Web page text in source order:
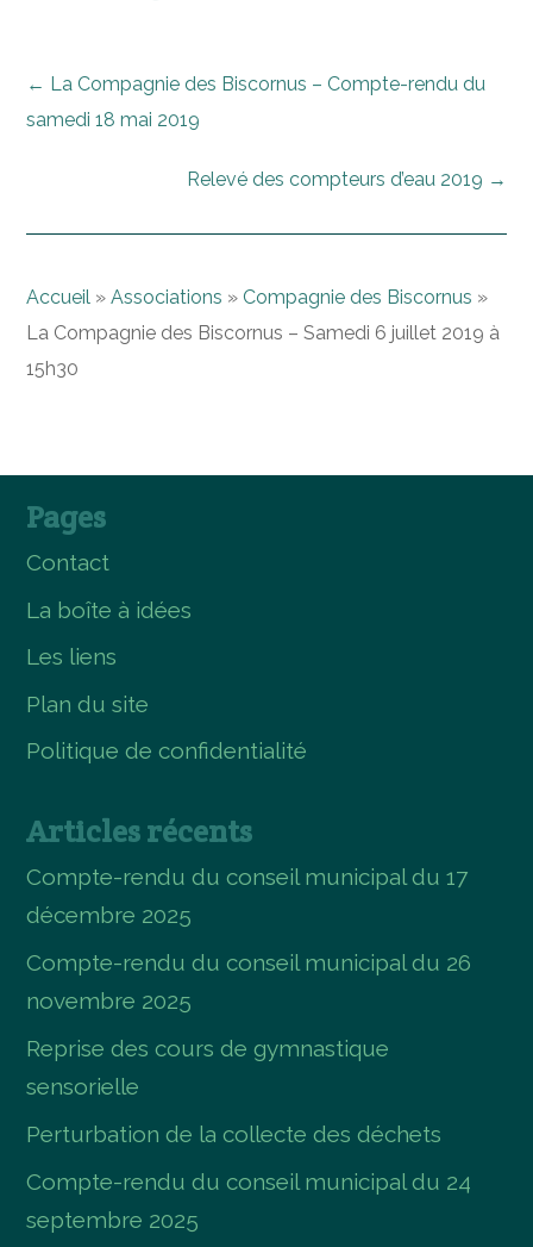
← La Compagnie des Biscornus – Compte-rendu du
samedi 18 mai 2019
Relevé des compteurs d’eau 2019 →
Accueil »Associations » Compagnie des Biscornus »
La Compagnie des Biscornus – Samedi 6 juillet 2019 à
15h30
Pages
Contact
La boîte à idées
Les liens
Plan du site
Politique de confidentialité
Articles récents
Compte-rendu du conseil municipal du 17
décembre 2025
Compte-rendu du conseil municipal du 26
novembre 2025
Reprise des cours de gymnastique
sensorielle
Perturbation de la collecte des déchets
Compte-rendu du conseil municipal du 24
septembre 2025